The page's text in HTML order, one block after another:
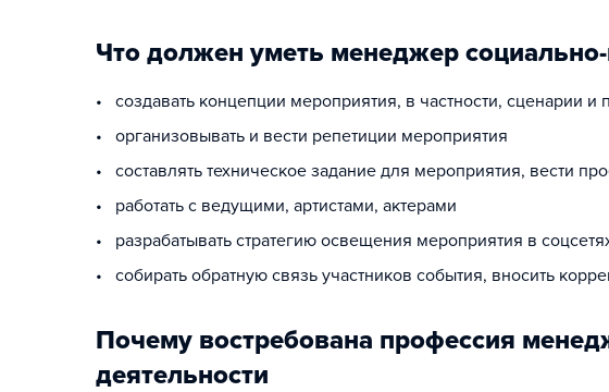
Что должен уметь менеджер социально-
• создавать концепции мероприятия, в частности, сценарии и
• организовывать и вести репетиции мероприятия
• составлять техническое задание для мероприятия, вести
• работать с ведущими, артистами, актерами
• разрабатывать стратегию освещения мероприятия в
• собирать обратную связь участников события, вносить
Почему востребована профессия
деятельности